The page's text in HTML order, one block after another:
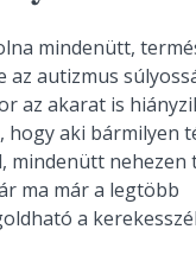
mindenütt,
az autizmus
az akarat is
hogy aki bármilyen
mindenütt nehezen
ma már a legtöbb
a